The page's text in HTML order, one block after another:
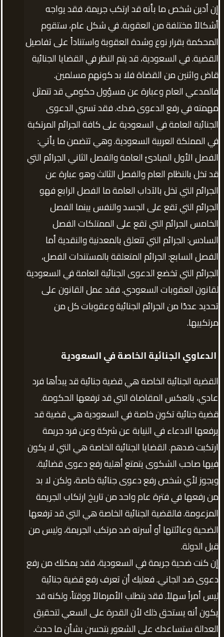
إن أدين شخص ما بأنه قد ارتكب جريمة، فقد يواجه
أشكالاً مختلفة من العقوبة. في شكل عام، ستقوم
المحكمة بقرار نوع وشدة العقوبة واستناداً على تفاصيل
القضية. في السعودية، قد يتم النظر في القضايا الجنائية
قاض واثنين من القضاة فلا بد كونهم مسلمين.
فالمدعي العام وعبارة عن مسؤول حكومي قد تتمثل
مهمته في رفع الدعوى ضدك. فقد تسري الدعوى
الجنائية العامة في السعودية على كافة الجرائم المرتكبة
في المملكة العربية السعودية. وهي تتضمن ما يأتي:
الفصل الأول المبادئ العامة والفصل الثاني الجرائم التي
قد تخل بالنظام العام والفصل الثالث وهو عبارة عن
الجرائم التي تخل بالآداب العامة ما الفصل الرابع فهو
الجرائم التي تقع على الجسد والنفس بينما الفصل
الخامس الجرائم التي تقع على الممتلكات الفصل
السادس: الجرائم التي تتعلق بالمعدنية والنقدية أما
الفصل السابع: الجرائم المتعلقة بالمستندات الفصل،
الجرائم التي تخضع الدعوى الجنائية العامة في السعودية
لقانون العقوبات السعودي. فقد عمل القانون على
تحديد عددًا من الجرائم الجنائية وعقوبات كل من
مرتكبيها.
الدعاوي الجنائية الخاصة في السعودية
القضية الجنائية الخاصة هي قضية جنائية قد يبدأها فرد
عادي، بالعكس المقاضاة التي قد ترفعها الحكومة.
قضية جنائية تكون خاصة في السعودية هي قضية قد
يرفعها الادعاء في النيابة عن شركة وعن فرد جريمة
ارتكبت ضدهم. القضايا الجنائية الخاصة هي التي لا يكون
فيها صاحب الشكوى يتمتع أهلية رفع دعوى قضائية.
ويجوز لأي شخص رفع دعوى جنائية خاصة، ولكن لا بد
من رفعها في فترة عام واحد من تاريخ ارتكاب الجريمة
المزعومة. فالقضية الجنائية الخاصة هي التي قد ترفعها
الضحية وعائلتها أو أسرته ضد مرتكب الجريمة، وليس من
قبل الدولة.
إن كنت ضحية جريمة في السعودية، فقد يمكنك من رفع
دعوى ضد الجاني. فعليك أن تعرف رفع قضية جنائية
ليس أمراً سهلاً. فقد يتطلب الأمرمالاً ووقتاً، ولكنه قد
يكون أنه يستحق ذلك لأن القدرة على السعي لتحقيق
العدالة ستساعدك على الشعور بتحسن بشأن ما حدث.